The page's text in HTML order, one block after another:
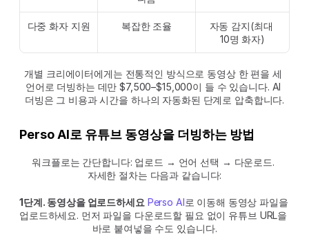
다중 화자 지원 복잡한 조율
자동 감지(최대
10명 화자)
개별 크리에이터에게는 전통적인 방식으로 동영상 한 편을 세
언어로 더빙하는 데만 $7,500–$15,000이 들 수 있습니다. AI
더빙은 그 비용과 시간을 하나의 자동화된 단계로 압축합니다.
Perso AI로 유튜브 동영상을 더빙하는 방법
워크플로는 간단합니다: 업로드 → 언어 선택 → 다운로드.
자세한 절차는 다음과 같습니다:
1단계. 동영상을 업로드하세요 Perso AI로 이동해 동영상 파일을
업로드하세요. 먼저 파일을 다운로드할 필요 없이 유튜브 URL을
바로 붙여넣을 수도 있습니다.